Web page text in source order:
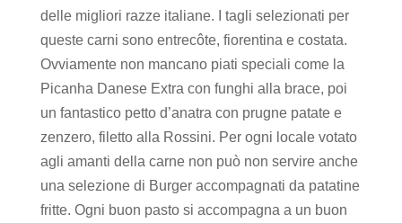
delle migliori razze italiane. I tagli selezionati per
queste carni sono entrecôte, fiorentina e costata.
Ovviamente non mancano piati speciali come la
Picanha Danese Extra con funghi alla brace, poi
un fantastico petto d’anatra con prugne patate e
zenzero, filetto alla Rossini. Per ogni locale votato
agli amanti della carne non può non servire anche
una selezione di Burger accompagnati da patatine
fritte. Ogni buon pasto si accompagna a un buon